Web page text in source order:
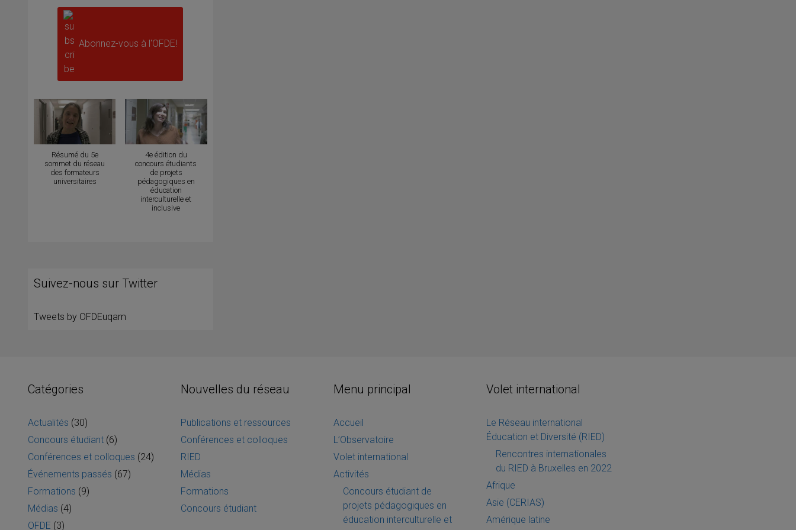
Abonnez-vous à l'OFDE!
Résumé du 5e
sommet du réseau
des formateurs
universitaires
4e édition du
concours étudiants
de projets
pédagogiques en
éducation
interculturelle et
inclusive
Suivez-nous sur Twitter
Tweets by OFDEuqam
Catégories
Actualités (30)
Concours étudiant (6)
Conférences et colloques (24)
Événements passés (67)
Formations (9)
Médias (4)
OFDE (3)
Nouvelles du réseau
Publications et ressources
Conférences et colloques
RIED
Médias
Formations
Concours étudiant
Menu principal
Accueil
L’Observatoire
Volet international
Activités
Concours étudiant de
projets pédagogiques en
éducation interculturelle et
Volet international
Le Réseau international
Éducation et Diversité (RIED)
Rencontres internationales
du RIED à Bruxelles en 2022
Afrique
Asie (CERIAS)
Amérique latine